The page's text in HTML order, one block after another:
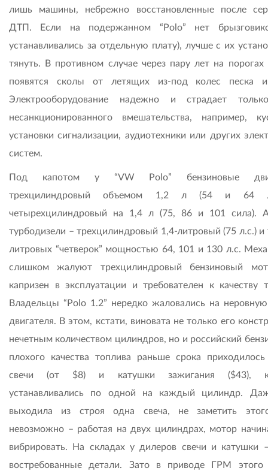
лишь машины, небрежно восстановленные после
ДТП. Если на подержанном “Polo” нет
устанавливались за отдельную плату), лучше с их
тянуть. В противном случае через пару лет на порогах
появятся сколы от летящих из-под колес песка и
Электрооборудование надежно и страдает
несанкционированного вмешательства, например,
установки сигнализации, аудиотехники или других
систем.
Под капотом у “VW Polo” бензиновые
трехцилиндровый объемом 1,2 л (54 и 64
четырехцилиндровый на 1,4 л (75, 86 и 101 сила).
турбодизели – трехцилиндровый 1,4-литровый (75 л.с.) и
литровых “четверок” мощностью 64, 101 и 130 л.с.
слишком жалуют трехцилиндровый бензиновый
капризен в эксплуатации и требователен к качеству
Владельцы “Polo 1.2” нередко жаловались на
двигателя. В этом, кстати, виновата не только его
нечетным количеством цилиндров, но и российский
плохого качества топлива раньше срока
свечи (от $8) и катушки зажигания ($43),
устанавливались по одной на каждый цилиндр.
выходила из строя одна свеча, не заметить
невозможно – работая на двух цилиндрах, мотор
вибрировать. На складах у дилеров свечи и катушки
востребованные детали. Зато в приводе ГРМ этого